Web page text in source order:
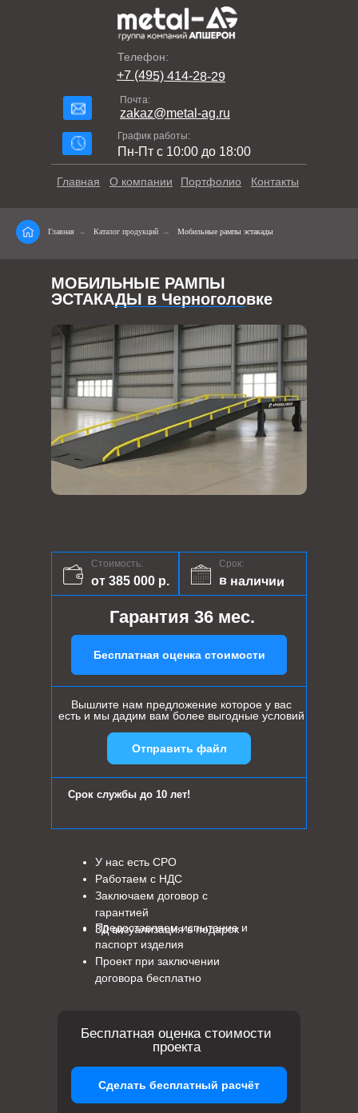
Телефон:
+7 (495) 414-28-29
Почта:
zakaz@metal-ag.ru
График работы:
Пн-Пт с 10:00 до 18:00
Контакты
Портфолио
О компании
Главная
Главная → Каталог продукций → Мобильные рампы эстакады
МОБИЛЬНЫЕ РАМПЫ
ЭСТАКАДЫ в Черноголовке
Срок:
в наличии
Стоимость:
от 385 000 р.
Гарантия 36 мес.
Бесплатная оценка стоимости
Вышлите нам предложение которое у вас
есть и мы дадим вам более выгодные условий
Срок службы до 10 лет!
Предоставляем испытание и
паспорт изделия
Проект при заключении
договора бесплатно
У нас есть СРО
Работаем с НДС
Заключаем договор с
гарантией
3Д визуализация в подарок
Отправить файл
Бесплатная оценка стоимости
проекта
Сделать бесплатный расчёт